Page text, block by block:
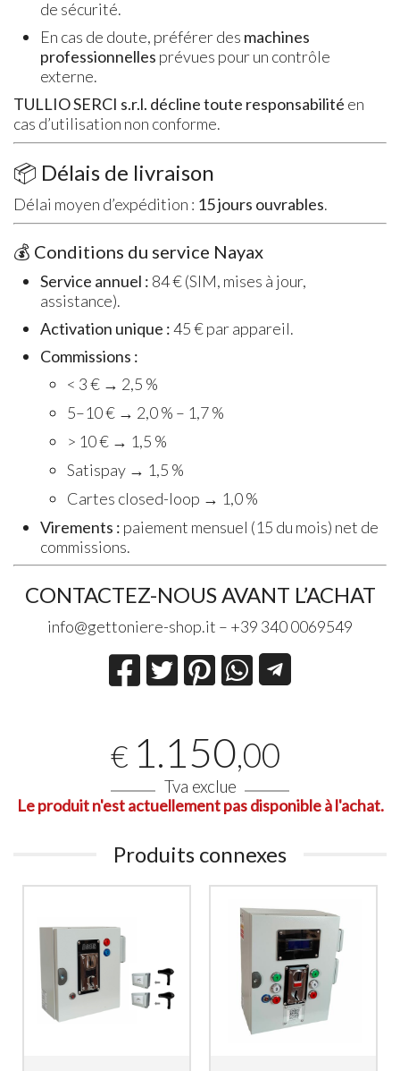
de sécurité.
En cas de doute, préférer des machines
professionnelles prévues pour un contrôle
externe.
TULLIO SERCI s.r.l. décline toute responsabilité en
cas d’utilisation non conforme.
📦 Délais de livraison
Délai moyen d’expédition : 15 jours ouvrables.
💰 Conditions du service Nayax
Service annuel : 84 € (SIM, mises à jour,
assistance).
Activation unique :45 € par appareil.
Commissions :
< 3 € → 2,5 %
5–10 € → 2,0 % – 1,7 %
> 10 € → 1,5 %
Satispay → 1,5 %
Cartes closed-loop → 1,0 %
Virements : paiement mensuel (15 du mois) net de
commissions.
CONTACTEZ-NOUS AVANT L’ACHAT
info@gettoniere-shop.it – +39 340 0069549
€ 1.150,00
Tva exclue
Le produit n'est actuellement pas disponible à l'achat.
Produits connexes